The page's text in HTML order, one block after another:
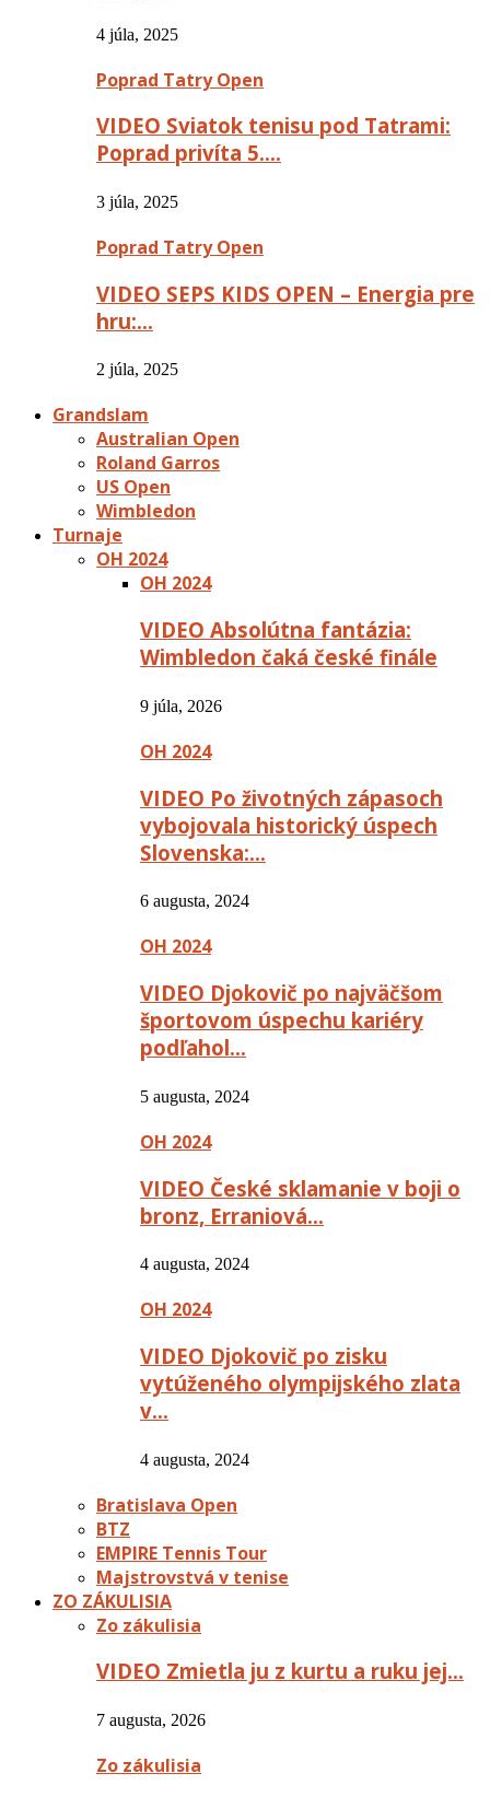
4 júla, 2025
Poprad Tatry Open
VIDEO Sviatok tenisu pod Tatrami:
Poprad privíta 5….
3 júla, 2025
Poprad Tatry Open
VIDEO SEPS KIDS OPEN – Energia pre
hru:…
2 júla, 2025
Grandslam
Australian Open
Roland Garros
US Open
Wimbledon
Turnaje
OH 2024
OH 2024
VIDEO Absolútna fantázia:
Wimbledon čaká české finále
9 júla, 2026
OH 2024
VIDEO Po životných zápasoch
vybojovala historický úspech
Slovenska:…
6 augusta, 2024
OH 2024
VIDEO Djokovič po najväčšom
športovom úspechu kariéry
podľahol…
5 augusta, 2024
OH 2024
VIDEO České sklamanie v boji o
bronz, Erraniová…
4 augusta, 2024
OH 2024
VIDEO Djokovič po zisku
vytúženého olympijského zlata
v…
4 augusta, 2024
Bratislava Open
BTZ
EMPIRE Tennis Tour
Majstrovstvá v tenise
ZO ZÁKULISIA
Zo zákulisia
VIDEO Zmietla ju z kurtu a ruku jej…
7 augusta, 2026
Zo zákulisia